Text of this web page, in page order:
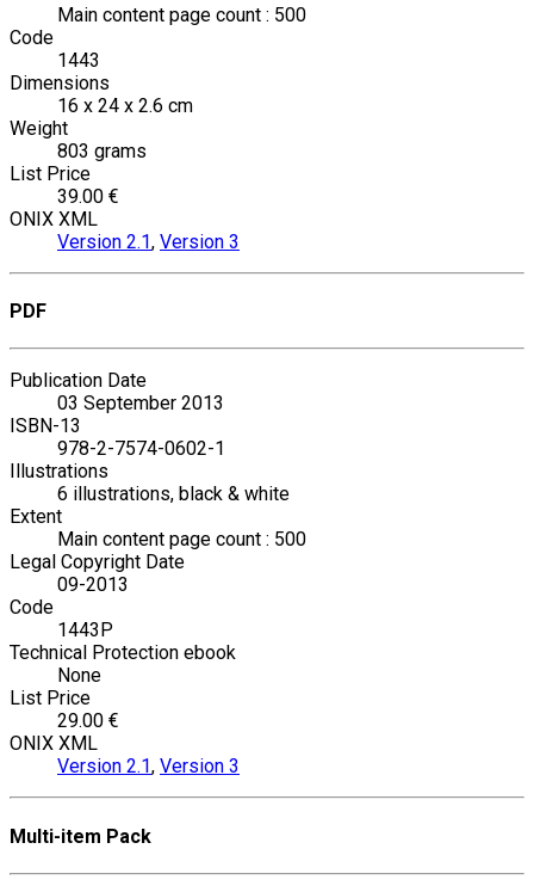
Main content page count : 500
Code
1443
Dimensions
16 x 24 x 2.6 cm
Weight
803 grams
List Price
39.00 €
ONIX XML
Version 2.1, Version 3
PDF
Publication Date
03 September 2013
ISBN-13
978-2-7574-0602-1
Illustrations
6 illustrations, black & white
Extent
Main content page count : 500
Legal Copyright Date
09-2013
Code
1443P
Technical Protection ebook
None
List Price
29.00 €
ONIX XML
Version 2.1, Version 3
Multi-item Pack